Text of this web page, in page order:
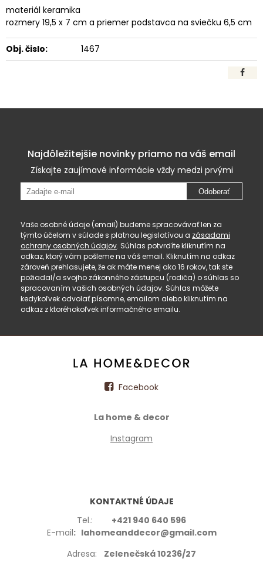
materiál keramika
rozmery 19,5 x 7 cm a priemer podstavca na sviečku 6,5 cm
Obj. čislo: 1467
Najdôležitejšie novinky priamo na váš email
Získajte zaujímavé informácie vždy medzi prvými
Odoberať
Vaše osobné údaje (email) budeme spracovávať len za
týmto účelom v súlade s platnou legislatívou a zásadami
ochrany osobných údajov. Súhlas potvrdíte kliknutím na
odkaz, ktorý vám pošleme na váš email. Kliknutím na odkaz
zároveň prehlasujete, že ak máte menej ako 16 rokov, tak ste
požiadal/a svojho zákonného zástupcu (rodiča) o súhlas so
spracovaním vašich osobných údajov. Súhlas môžete
kedykoľvek odvolať písomne, emailom alebo kliknutím na
odkaz z ktoréhokoľvek informačného emailu.
Facebook
La home & decor
Instagram
KONTAKTNÉ ÚDAJE
Tel.: +421 940 640 596
E-mail: lahomeanddecor@gmail.com
Adresa: Zelenečská 10236/27